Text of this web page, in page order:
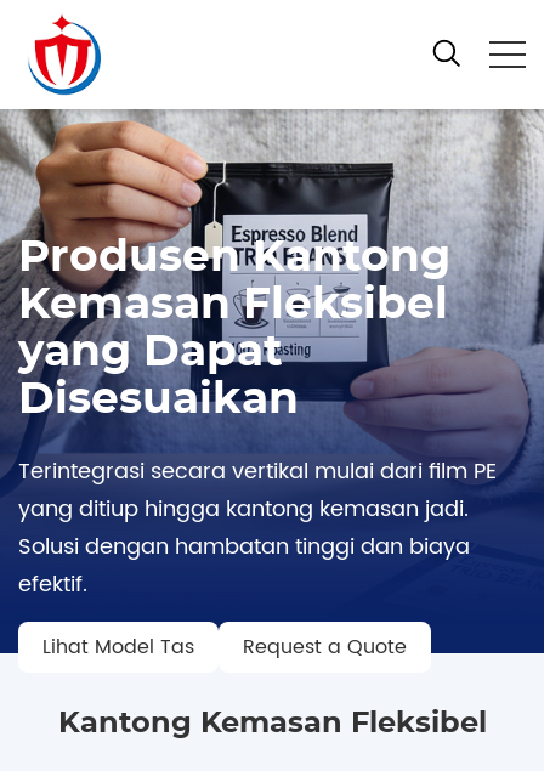
Produsen Kantong
Kemasan Fleksibel
yang Dapat
Disesuaikan
Terintegrasi secara vertikal mulai dari film PE
yang ditiup hingga kantong kemasan jadi.
Solusi dengan hambatan tinggi dan biaya
efektif.
Lihat Model Tas Request a Quote
Kantong Kemasan Fleksibel